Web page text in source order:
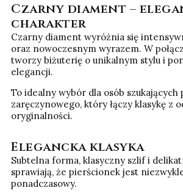
Czarny diament –
charakter
Czarny diament wyróżnia się
oraz nowoczesnym wyrazem. W
tworzy biżuterię o unikalnym stylu i
elegancji.
To idealny wybór dla osób szukających
zaręczynowego, który łączy klasykę z
oryginalności.
Elegancka klasyka
Subtelna forma, klasyczny szlif i
sprawiają, że pierścionek jest
ponadczasowy.